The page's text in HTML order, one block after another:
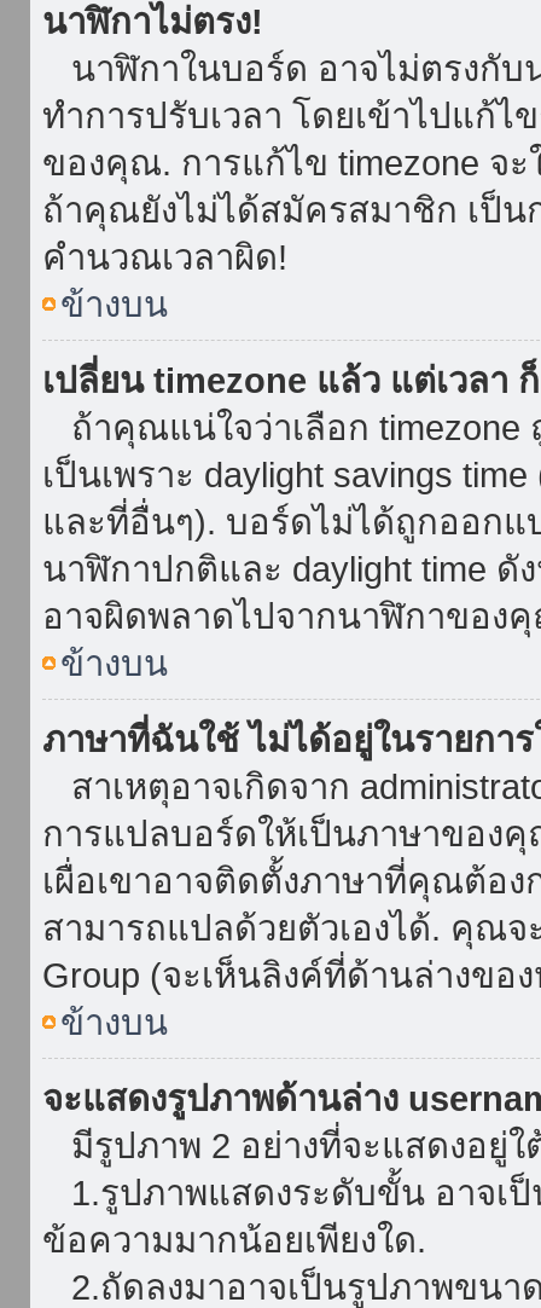
นาฬิกาไม่ตรง!
นาฬิกาในบอร์ด อาจไม่ตรงกั
ทำการปรับเวลา โดยเข้าไปแก้
ของคุณ. การแก้ไข timezone จ
ถ้าคุณยังไม่ได้สมัครสมาชิก เป็
คำนวณเวลาผิด!
ข้างบน
เปลี่ยน timezone แล้ว แต่เวลา
ถ้าคุณแน่ใจว่าเลือก timezone
เป็นเพราะ daylight savings
และที่อื่นๆ). บอร์ดไม่ได้ถูกออกแ
นาฬิกาปกติและ daylight time
อาจผิดพลาดไปจากนาฬิกาของ
ข้างบน
ภาษาที่ฉันใช้ ไม่ได้อยู่ในรายการ
สาเหตุอาจเกิดจาก
การแปลบอร์ดให้เป็นภาษาของ
เผื่อเขาอาจติดตั้งภาษาที่คุณต้อ
สามารถแปลด้วยตัวเองได้. คุณจ
Group (จะเห็นลิงค์ที่ด้านล่างขอ
ข้างบน
จะแสดงรูปภาพด้านล่าง
มีรูปภาพ 2 อย่างที่จะแสดงอยู่ใ
1.รูปภาพแสดงระดับขั้น อาจเ
ข้อความมากน้อยเพียงใด.
2.ถัดลงมาอาจเป็นรูปภาพขนา